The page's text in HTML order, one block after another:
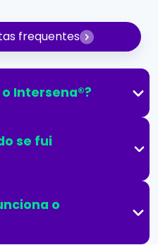
frequentes
Intersena®?
se fui
o